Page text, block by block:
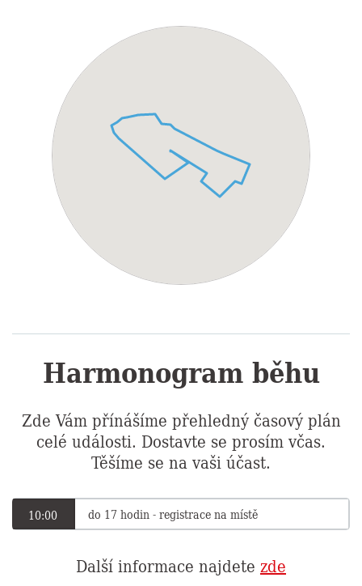
Harmonogram běhu
Zde Vám přínášíme přehledný časový plán
celé události. Dostavte se prosím včas.
Těšíme se na vaši účast.
10:00 do 17 hodin - registrace na místě
Další informace najdete zde